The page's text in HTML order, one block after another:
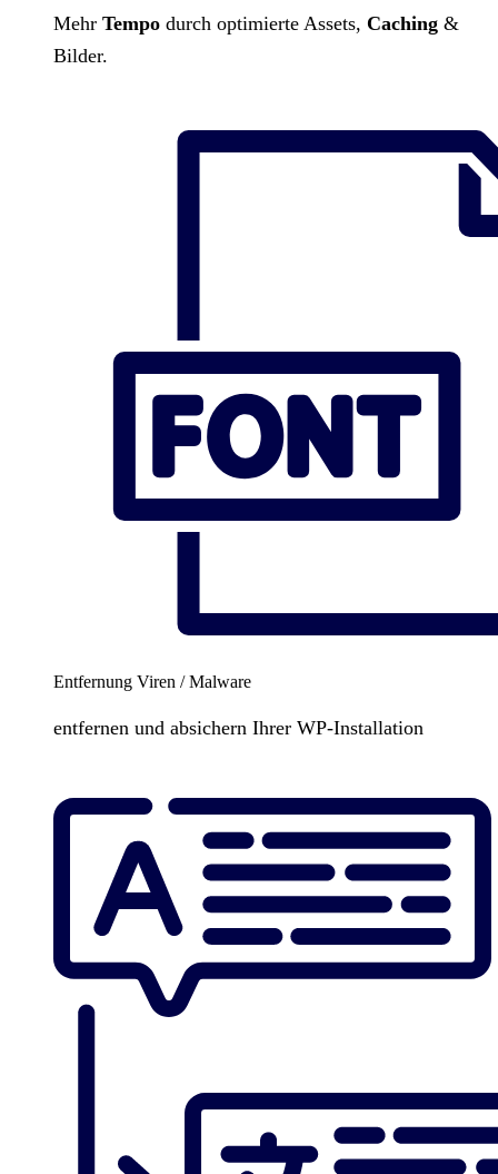
Mehr Tempo durch optimierte Assets, Caching &
Bilder.
Entfernung Viren / Malware
entfernen und absichern Ihrer WP-Installation